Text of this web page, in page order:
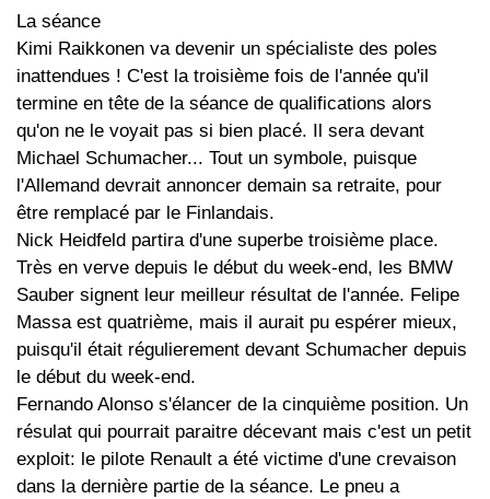
La séance
Kimi Raikkonen va devenir un spécialiste des poles
inattendues ! C'est la troisième fois de l'année qu'il
termine en tête de la séance de qualifications alors
qu'on ne le voyait pas si bien placé. Il sera devant
Michael Schumacher... Tout un symbole, puisque
l'Allemand devrait annoncer demain sa retraite, pour
être remplacé par le Finlandais.
Nick Heidfeld partira d'une superbe troisième place.
Très en verve depuis le début du week-end, les BMW
Sauber signent leur meilleur résultat de l'année. Felipe
Massa est quatrième, mais il aurait pu espérer mieux,
puisqu'il était régulierement devant Schumacher depuis
le début du week-end.
Fernando Alonso s'élancer de la cinquième position. Un
résulat qui pourrait paraitre décevant mais c'est un petit
exploit: le pilote Renault a été victime d'une crevaison
dans la dernière partie de la séance. Le pneu a